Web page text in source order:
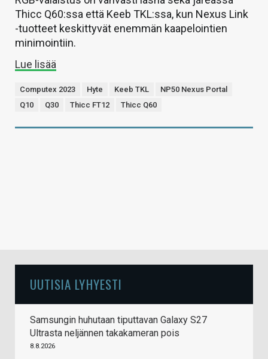
Thicc Q60:ssa että Keeb TKL:ssa, kun Nexus Link
-tuotteet keskittyvät enemmän kaapelointien
minimointiin.
Lue lisää
Computex 2023 Hyte Keeb TKL
NP50 Nexus Portal
Q10
Q30 Thicc FT12 Thicc Q60
UUTISIA LYHYESTI
Samsungin huhutaan tiputtavan Galaxy S27
Ultrasta neljännen takakameran pois
8.8.2026